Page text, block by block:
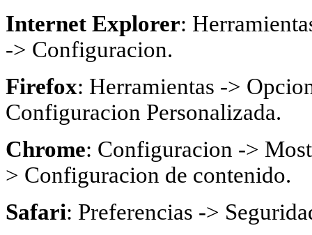
Internet Explorer:
-> Configuracion.
Firefox: Herramientas ->
Configuracion Personalizada.
Chrome: Configuracion ->
> Configuracion de contenido.
Safari: Preferencias ->